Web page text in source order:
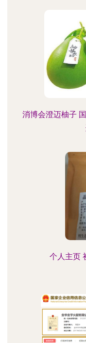
消博会澄迈柚子
个人主页